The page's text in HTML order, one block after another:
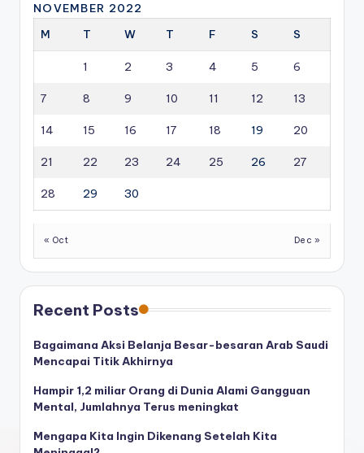
NOVEMBER 2022
M
T W T F S S
1 2 3 4 5 6
7 8 9 10 11 12 13
14 15 16 17 18 19 20
21 22 23 24 25 26 27
28 29 30
« Oct Dec »
Recent Posts
Bagaimana Aksi Belanja Besar-besaran Arab Saudi
Mencapai Titik Akhirnya
Hampir 1,2 miliar Orang di Dunia Alami Gangguan
Mental, Jumlahnya Terus meningkat
Mengapa Kita Ingin Dikenang Setelah Kita